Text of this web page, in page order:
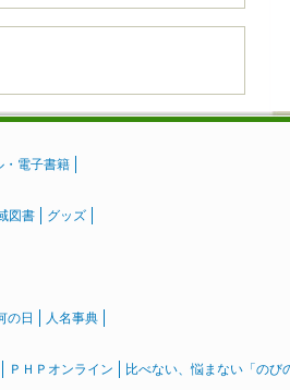
・電子書籍
図書 グッズ
の日 人名事典
ＰＨＰオンライン 比べない、悩まない「のび